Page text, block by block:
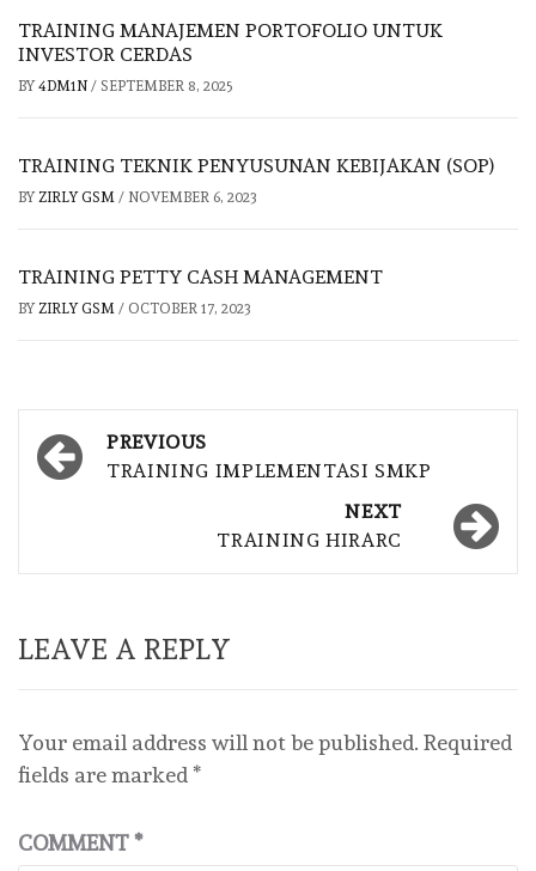
TRAINING MANAJEMEN PORTOFOLIO UNTUK
INVESTOR CERDAS
BY 4DM1N / SEPTEMBER 8, 2025
TRAINING TEKNIK PENYUSUNAN KEBIJAKAN (SOP)
BY ZIRLY GSM / NOVEMBER 6, 2023
TRAINING PETTY CASH MANAGEMENT
BY ZIRLY GSM / OCTOBER 17, 2023
Post
navigation
PREVIOUS
TRAINING IMPLEMENTASI SMKP
NEXT
TRAINING HIRARC
LEAVE A REPLY
Your email address will not be published. Required
fields are marked*
COMMENT*